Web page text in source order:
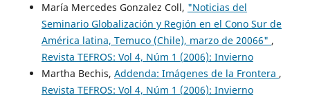
María Mercedes Gonzalez Coll, "Noticias del
Seminario Globalización y Región en el Cono Sur de
América latina, Temuco (Chile), marzo de 20066" ,
Revista TEFROS: Vol 4, Núm 1 (2006): Invierno
Martha Bechis, Addenda: Imágenes de la Frontera ,
Revista TEFROS: Vol 4, Núm 1 (2006): Invierno